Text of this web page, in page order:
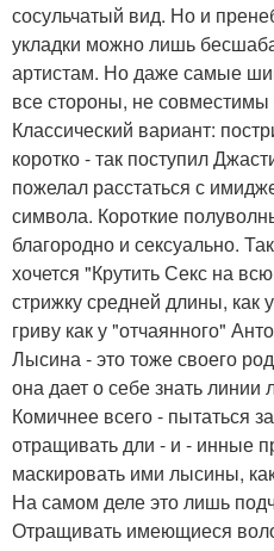
сосульчатый вид. Но и
укладки можно лишь
артистам. Но даже самые
все стороны, не
Классический вариант:
коротко - так поступил
пожелал расстаться с
символа. Короткие
благородно и сексуально.
хочется "Крутить Секс на
стрижку средней длины, как
гриву как у "отчаянного"
Лысина - это тоже своего
она дает о себе знать линии
Комичнее всего - пытаться
отращивать дли - и - инные
маскировать ими лысины,
На самом деле это лишь
Отращивать имеющиеся